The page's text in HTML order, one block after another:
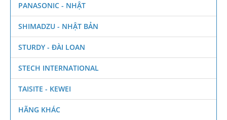
PANASONIC - NHẬT
SHIMADZU - NHẬT BẢN
STURDY - ĐÀI LOAN
STECH INTERNATIONAL
TAISITE - KEWEI
HÃNG KHÁC